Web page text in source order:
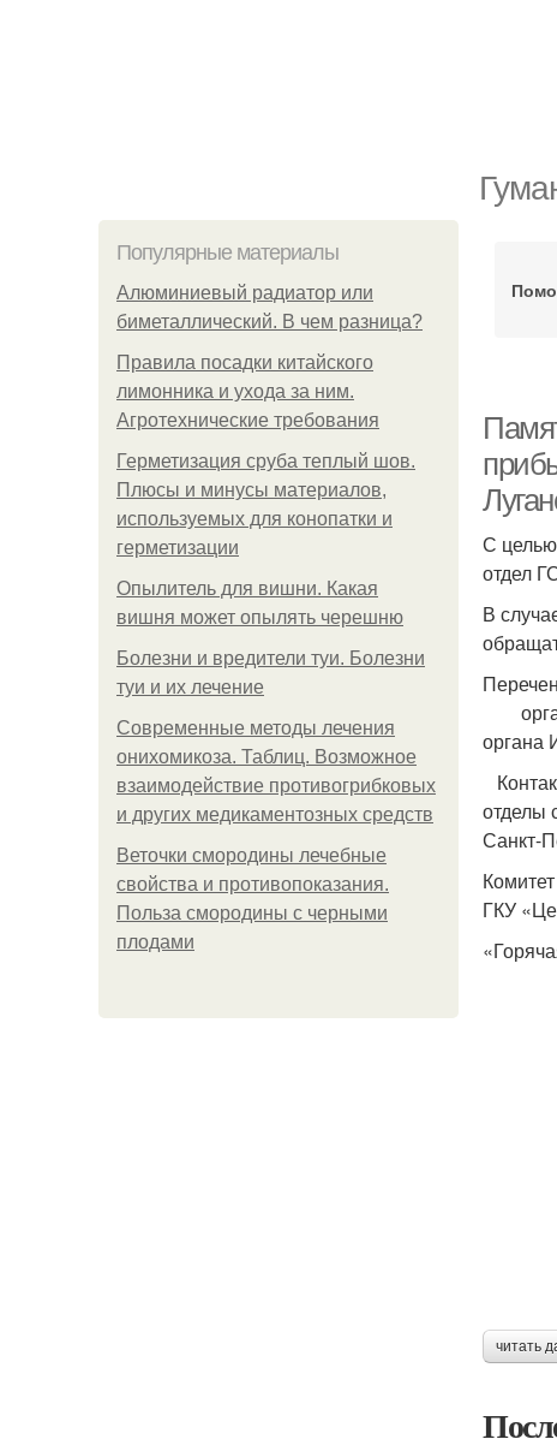
Популярные материалы
Алюминиевый радиатор или
биметаллический. В чем разница?
Правила посадки китайского
лимонника и ухода за ним.
Агротехнические требования
Герметизация сруба теплый шов.
Плюсы и минусы материалов,
используемых для конопатки и
герметизации
Опылитель для вишни. Какая
вишня может опылять черешню
Болезни и вредители туи. Болезни
туи и их лечение
Современные методы лечения
онихомикоза. Таблиц. Возможное
взаимодействие противогрибковых
и других медикаментозных средств
Веточки смородины лечебные
свойства и противопоказания.
Польза смородины с черными
плодами
С
отдел
В
органа
отделы
Санкт-
ГКУ
читать